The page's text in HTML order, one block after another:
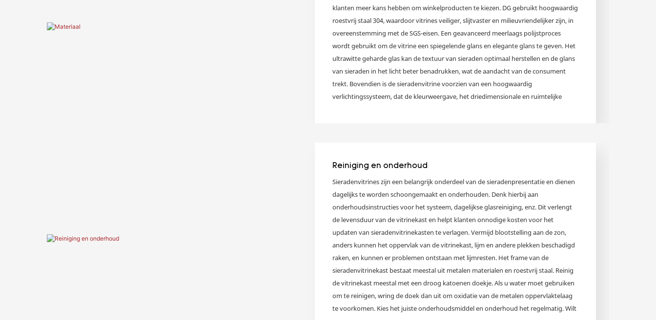
klanten meer kans hebben om winkelproducten te kiezen. DG gebruikt hoogwaardig
roestvrij staal 304, waardoor vitrines veiliger, slijtvaster en milieuvriendelijker zijn, in
overeenstemming met de SGS-eisen. Een geavanceerd meerlaags polijstproces
wordt gebruikt om de vitrine een spiegelende glans en elegante glans te geven. Het
ultrawitte geharde glas kan de textuur van sieraden optimaal herstellen en de glans
van sieraden in het licht beter benadrukken, wat de aandacht van de consument
trekt. Bovendien is de sieradenvitrine voorzien van een hoogwaardig
verlichtingssysteem, dat de kleurweergave, het driedimensionale en ruimtelijke
Reiniging en onderhoud
Sieradenvitrines zijn een belangrijk onderdeel van de sieradenpresentatie en dienen
dagelijks te worden schoongemaakt en onderhouden. Denk hierbij aan
onderhoudsinstructies voor het systeem, dagelijkse glasreiniging, enz. Dit verlengt
de levensduur van de vitrinekast en helpt klanten onnodige kosten voor het
updaten van sieradenvitrinekasten te verlagen. Vermijd blootstelling aan de zon,
anders kunnen het oppervlak van de vitrinekast, lijm en andere plekken beschadigd
raken, en kunnen er problemen ontstaan ​​met lijmresten. Het frame van de
sieradenvitrinekast bestaat meestal uit metalen materialen en roestvrij staal. Reinig
de vitrinekast meestal met een droog katoenen doekje. Als u water moet gebruiken
om te reinigen, wring de doek dan uit om oxidatie van de metalen oppervlaktelaag
te voorkomen. Kies het juiste onderhoudsmiddel en onderhoud het regelmatig. Wilt